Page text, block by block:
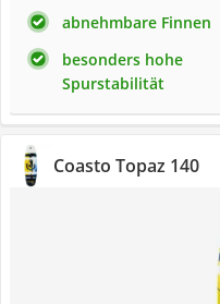
abnehmbare Finnen
besonders hohe
Spurstabilität
Coasto Topaz 140